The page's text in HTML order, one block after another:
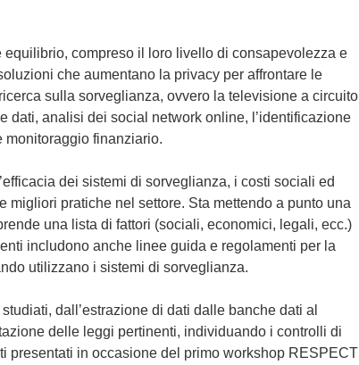
r
e
i
n
a
n
u
o
v
f
i
n
compreso il loro livello di consapevolezza e
che aumentano la privacy per affrontare le
sulla sorveglianza, ovvero la televisione a circuito
dati, analisi dei social network online, l’identificazione
finanziario.
dei sistemi di sorveglianza, i costi sociali ed
pratiche nel settore. Sta mettendo a punto una
una lista di fattori (sociali, economici, legali, ecc.)
includono anche linee guida e regolamenti per la
utilizzano i sistemi di sorveglianza.
dall’estrazione di dati dalle banche dati al
delle leggi pertinenti, individuando i controlli di
presentati in occasione del primo workshop RESPECT